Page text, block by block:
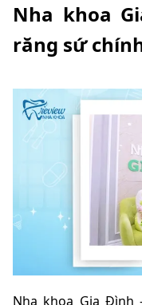
Nha khoa
răng sứ
Nha khoa Gia Đình